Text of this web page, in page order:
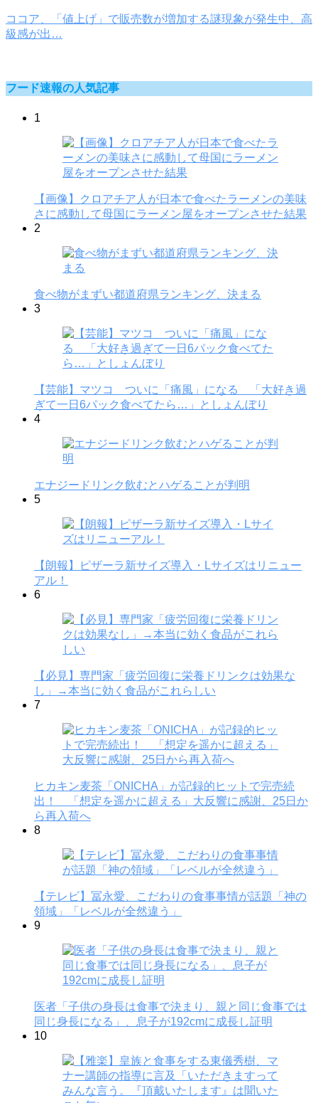
ココア、「値上げ」で販売数が増加する謎現象が発生中、高
級感が出…
フード速報の人気記事
1
【画像】クロアチア人が日本で食べたラーメンの美味
さに感動して母国にラーメン屋をオープンさせた結果
2
食べ物がまずい都道府県ランキング、決まる
3
【芸能】マツコ ついに「痛風」になる 「大好き過
ぎて一日6パック食べてたら…」としょんぼり
4
エナジードリンク飲むとハゲることが判明
5
【朗報】ピザーラ新サイズ導入・Lサイズはリニュー
アル！
6
【必見】専門家「疲労回復に栄養ドリンクは効果な
し」→本当に効く食品がこれらしい
7
ヒカキン麦茶「ONICHA」が記録的ヒットで完売続
出！ 「想定を遥かに超える」大反響に感謝、25日か
ら再入荷へ
8
【テレビ】冨永愛、こだわりの食事事情が話題「神の
領域」「レベルが全然違う」
9
医者「子供の身長は食事で決まり、親と同じ食事では
同じ身長になる」、息子が192cmに成長し証明
10